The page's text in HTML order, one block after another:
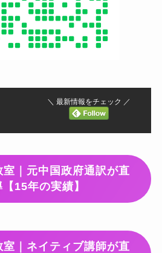
＼ 最新情報をチェック ／
｜元中国政府通訳が直
15年の実績】
｜ネイティブ講師が直